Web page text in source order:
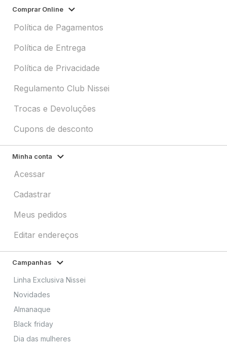
Comprar Online
Política de Pagamentos
Política de Entrega
Política de Privacidade
Regulamento Club Nissei
Trocas e Devoluções
Cupons de desconto
Minha conta
Acessar
Cadastrar
Meus pedidos
Editar endereços
Campanhas
Linha Exclusiva Nissei
Novidades
Almanaque
Black friday
Dia das mulheres